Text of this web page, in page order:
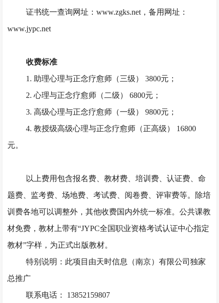
证书统一查询网址： www.zgks.net，备用网址：
www.jypc.net
收费标准
1. 助理心理与正念疗愈师（三级） 3800元；
2. 心理与正念疗愈师（二级） 6800元；
3. 高级心理与正念疗愈师（一级） 9800元；
4. 教授级高级心理与正念疗愈师（正高级） 16800
元。
以上费用包含报名费、教材费、培训费、认证费、命
题费、监考费、场地费、考试费、阅卷费、评审费等。除培
训费各地可以调整外，其他收费国内外统一标准。公共课教
材免费，教材上带有“JYPC全国职业资格考试认证中心指定
教材”字样，为正式出版教材。
特别说明：此项目由天时信息（南京）有限公司独家
总推广
联系电话： 13852159807